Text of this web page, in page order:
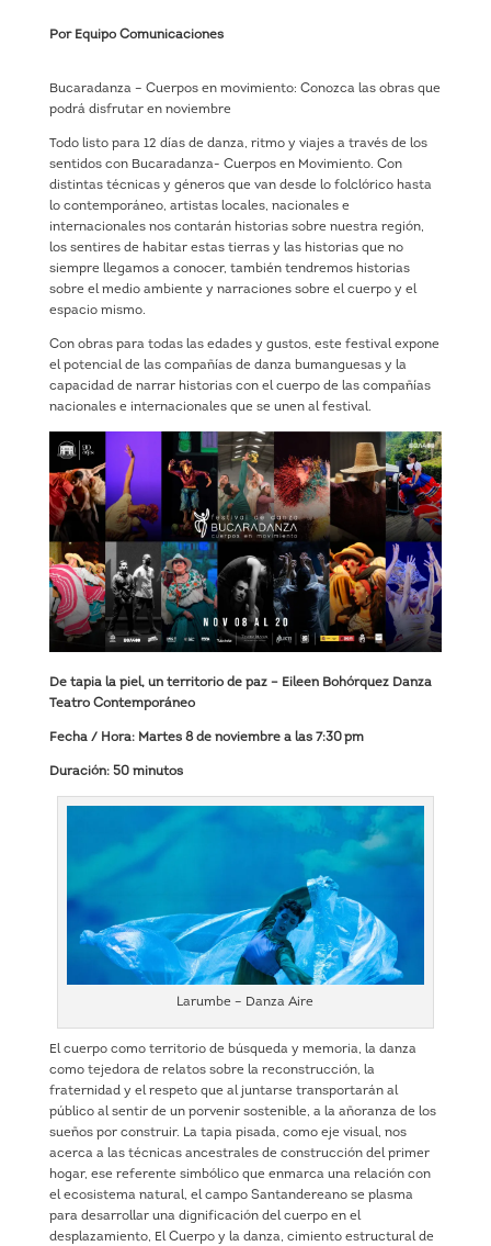
Por Equipo Comunicaciones
Bucaradanza – Cuerpos en movimiento: Conozca las obras que
podrá disfrutar en noviembre
Todo listo para 12 días de danza, ritmo y viajes a través de los
sentidos con Bucaradanza- Cuerpos en Movimiento. Con
distintas técnicas y géneros que van desde lo folclórico hasta
lo contemporáneo, artistas locales, nacionales e
internacionales nos contarán historias sobre nuestra región,
los sentires de habitar estas tierras y las historias que no
siempre llegamos a conocer, también tendremos historias
sobre el medio ambiente y narraciones sobre el cuerpo y el
espacio mismo.
Con obras para todas las edades y gustos, este festival expone
el potencial de las compañías de danza bumanguesas y la
capacidad de narrar historias con el cuerpo de las compañías
nacionales e internacionales que se unen al festival.
De tapia la piel, un territorio de paz – Eileen Bohórquez Danza
Teatro Contemporáneo
Fecha / Hora: Martes 8 de noviembre a las 7:30 pm
Duración: 50 minutos
Larumbe – Danza Aire
El cuerpo como territorio de búsqueda y memoria, la danza
como tejedora de relatos sobre la reconstrucción, la
fraternidad y el respeto que al juntarse transportarán al
público al sentir de un porvenir sostenible, a la añoranza de los
sueños por construir. La tapia pisada, como eje visual, nos
acerca a las técnicas ancestrales de construcción del primer
hogar, ese referente simbólico que enmarca una relación con
el ecosistema natural, el campo Santandereano se plasma
para desarrollar una dignificación del cuerpo en el
desplazamiento, El Cuerpo y la danza, cimiento estructural de